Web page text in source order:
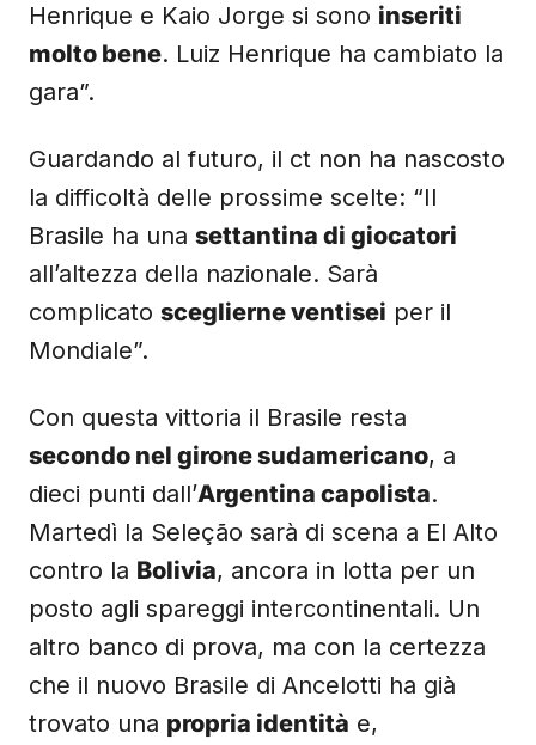
Henrique e Kaio Jorge si sono inseriti
molto bene. Luiz Henrique ha cambiato la
gara”.
Guardando al futuro, il ct non ha nascosto
la difficoltà delle prossime scelte: “Il
Brasile ha una settantina di giocatori
all’altezza della nazionale. Sarà
complicato sceglierne ventisei per il
Mondiale”.
Con questa vittoria il Brasile resta
secondo nel girone sudamericano, a
dieci punti dall’Argentina capolista.
Martedì la Seleção sarà di scena a El Alto
contro la Bolivia, ancora in lotta per un
posto agli spareggi intercontinentali. Un
altro banco di prova, ma con la certezza
che il nuovo Brasile di Ancelotti ha già
trovato una propria identità e,